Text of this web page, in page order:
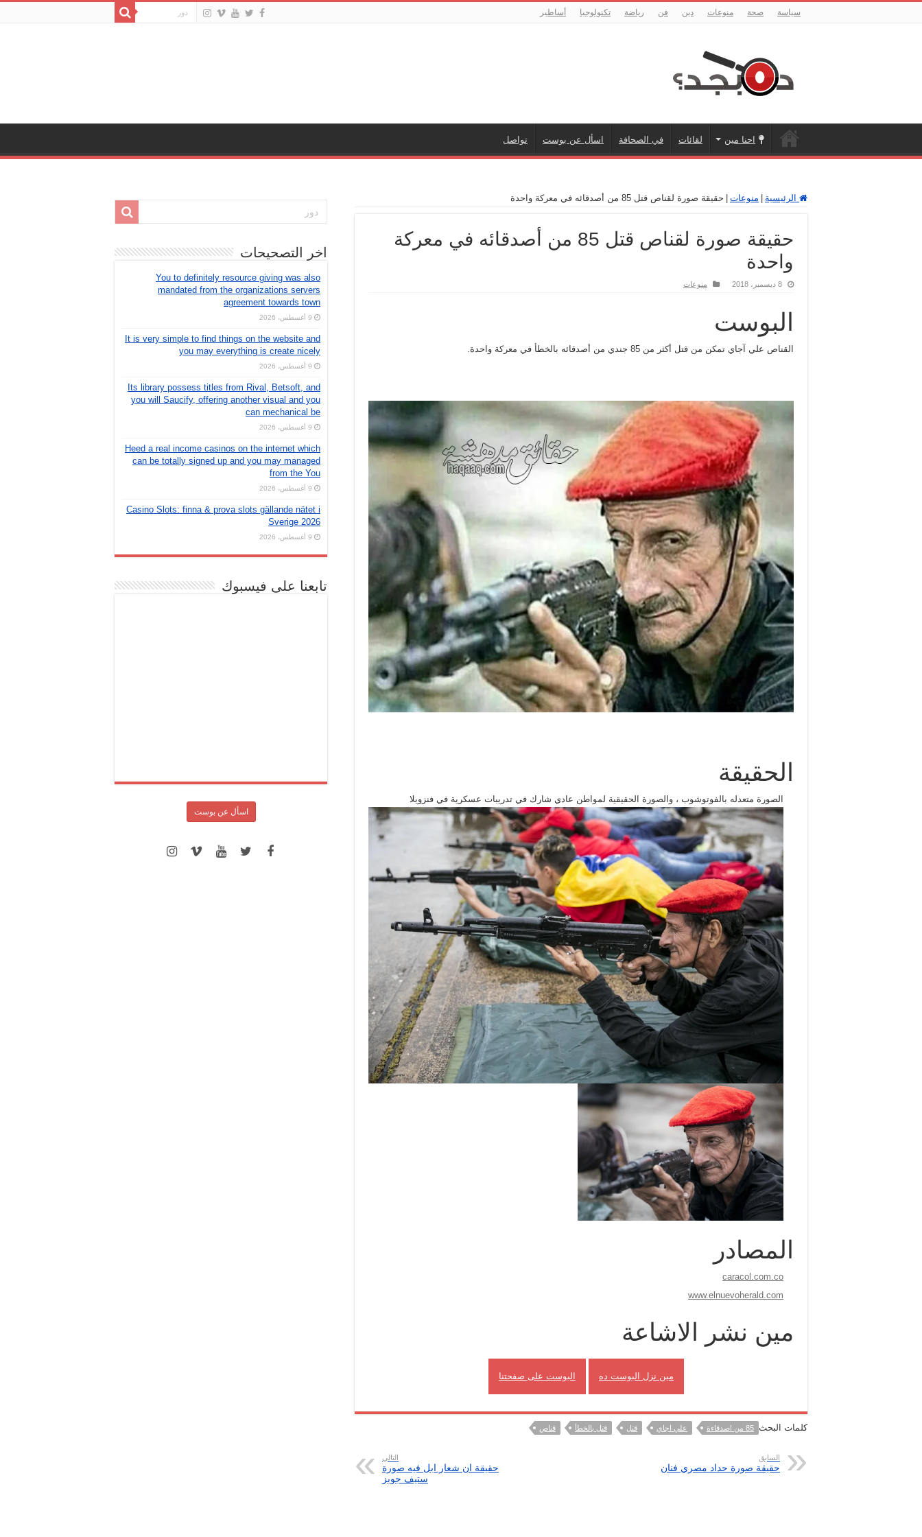
سياسة صحة منوعات دين فن رياضة تكنولوجيا أساطير
احنا مين لقائات في الصحافة اسأل عن بوست تواصل
الرئيسية منوعات حقيقة صورة لقناص قتل 85 من أصدقائه في معركة واحدة
حقيقة صورة لقناص قتل 85 من أصدقائه في معركة
واحدة
8 ديسمبر، 2018 منوعات
البوست
القناص علي آجاي تمكن من قتل أكثر من 85 جندي من أصدقائه بالخطأ في معركة واحدة.
الحقيقة
الصورة متعدله بالفوتوشوب ، والصورة الحقيقية لمواطن عادي شارك في تدريبات عسكرية في فنزويلا
المصادر
caracol.com.co
www.elnuevoherald.com
مين نشر الاشاعة
مين نزل البوست ده البوست على صفحتنا
كلمات البحث 85 من اصدقاءة علي اجاي قتل قتل بالخطأ قناص
السابق
حقيقة صورة حداد مصري فنان
التالي
حقيقة ان شعار ابل فيه صورة
ستيف جوبز
اخر التصحيحات
You to definitely resource giving was also
mandated from the organizations servers
agreement towards town
9 أغسطس، 2026
It is very simple to find things on the website and
you may everything is create nicely
9 أغسطس، 2026
Its library possess titles from Rival, Betsoft, and
you will Saucify, offering another visual and you
can mechanical be
9 أغسطس، 2026
Heed a real income casinos on the internet which
can be totally signed up and you may managed
from the You
9 أغسطس، 2026
Casino Slots: finna & prova slots gällande nätet i
Sverige 2026
9 أغسطس، 2026
تابعنا على فيسبوك
اسأل عن بوست